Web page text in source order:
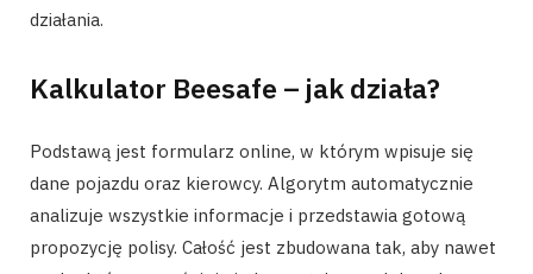
działania.
Kalkulator Beesafe – jak działa?
Podstawą jest formularz online, w którym wpisuje się
dane pojazdu oraz kierowcy. Algorytm automatycznie
analizuje wszystkie informacje i przedstawia gotową
propozycję polisy. Całość jest zbudowana tak, aby nawet